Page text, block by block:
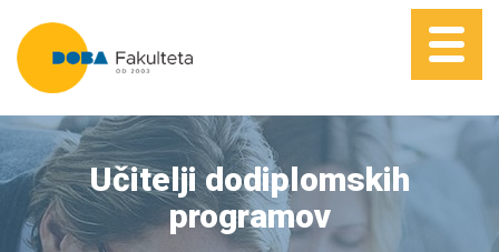
Učitelji dodiplomskih
programov